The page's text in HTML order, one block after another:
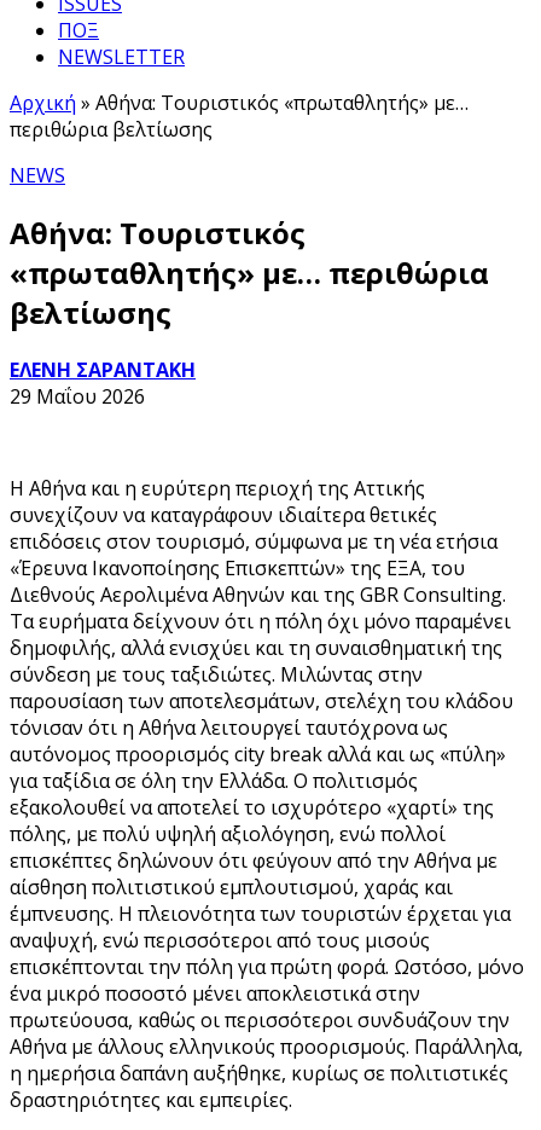
ΠΟΞ
NEWSLETTER
Αρχική » Αθήνα: Τουριστικός «πρωταθλητής» με…
περιθώρια βελτίωσης
NEWS
Αθήνα: Τουριστικός
«πρωταθλητής» με… περιθώρια
βελτίωσης
ΕΛΕΝΗ ΣΑΡΑΝΤΑΚΗ
29 Μαΐου 2026
Η Αθήνα και η ευρύτερη περιοχή της Αττικής
συνεχίζουν να καταγράφουν ιδιαίτερα θετικές
επιδόσεις στον τουρισμό, σύμφωνα με τη νέα ετήσια
«Έρευνα Ικανοποίησης Επισκεπτών» της ΕΞΑ, του
Διεθνούς Αερολιμένα Αθηνών και της GBR Consulting.
Τα ευρήματα δείχνουν ότι η πόλη όχι μόνο παραμένει
δημοφιλής, αλλά ενισχύει και τη συναισθηματική της
σύνδεση με τους ταξιδιώτες. Μιλώντας στην
παρουσίαση των αποτελεσμάτων, στελέχη του κλάδου
τόνισαν ότι η Αθήνα λειτουργεί ταυτόχρονα ως
αυτόνομος προορισμός city break αλλά και ως «πύλη»
για ταξίδια σε όλη την Ελλάδα. Ο πολιτισμός
εξακολουθεί να αποτελεί το ισχυρότερο «χαρτί» της
πόλης, με πολύ υψηλή αξιολόγηση, ενώ πολλοί
επισκέπτες δηλώνουν ότι φεύγουν από την Αθήνα με
αίσθηση πολιτιστικού εμπλουτισμού, χαράς και
έμπνευσης. Η πλειονότητα των τουριστών έρχεται για
αναψυχή, ενώ περισσότεροι από τους μισούς
επισκέπτονται την πόλη για πρώτη φορά. Ωστόσο, μόνο
ένα μικρό ποσοστό μένει αποκλειστικά στην
πρωτεύουσα, καθώς οι περισσότεροι συνδυάζουν την
Αθήνα με άλλους ελληνικούς προορισμούς. Παράλληλα,
η ημερήσια δαπάνη αυξήθηκε, κυρίως σε πολιτιστικές
δραστηριότητες και εμπειρίες.